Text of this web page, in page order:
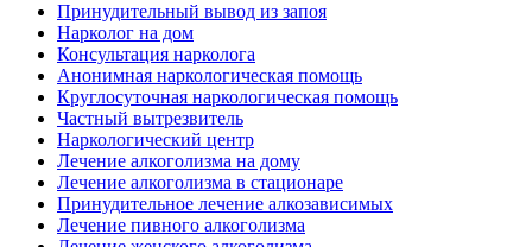
Принудительный вывод из запоя
Нарколог на дом
Консультация нарколога
Анонимная наркологическая помощь
Круглосуточная наркологическая помощь
Частный вытрезвитель
Наркологический центр
Лечение алкоголизма на дому
Лечение алкоголизма в стационаре
Принудительное лечение алкозависимых
Лечение пивного алкоголизма